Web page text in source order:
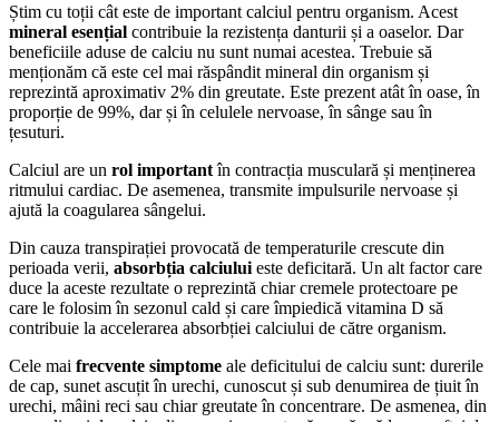
Știm cu toții cât este de important calciul pentru organism. Acest
mineral esențial contribuie la rezistența danturii și a oaselor. Dar
beneficiile aduse de calciu nu sunt numai acestea. Trebuie să
menționăm că este cel mai răspândit mineral din organism și
reprezintă aproximativ 2% din greutate. Este prezent atât în oase, în
proporție de 99%, dar și în celulele nervoase, în sânge sau în
țesuturi.
Calciul are un rol importantîn contracția musculară și menținerea
ritmului cardiac. De asemenea, transmite impulsurile nervoase și
ajută la coagularea sângelui.
Din cauza transpirației provocată de temperaturile crescute din
perioada verii, absorbția calciului este deficitară. Un alt factor care
duce la aceste rezultate o reprezintă chiar cremele protectoare pe
care le folosim în sezonul cald și care împiedică vitamina D să
contribuie la accelerarea absorbției calciului de către organism.
Cele mai frecvente simptome ale deficitului de calciu sunt: durerile
de cap, sunet ascuțit în urechi, cunoscut și sub denumirea de țiuit în
urechi, mâini reci sau chiar greutate în concentrare. De asmenea, din